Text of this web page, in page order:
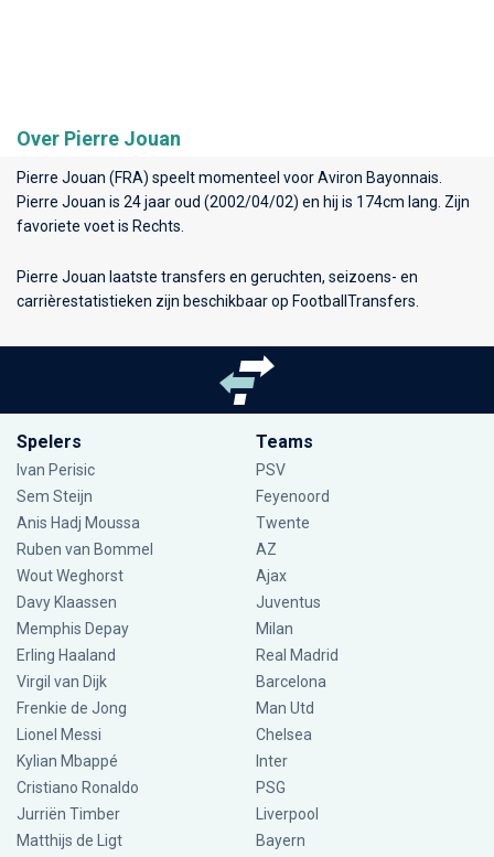
Over Pierre Jouan
Pierre Jouan (FRA) speelt momenteel voorAviron Bayonnais
Pierre Jouan is 24 jaar oud (2002/04/02) en hij is 174cm lang. Zijn
favoriete voet is Rechts.
Pierre Jouan laatste transfers en geruchten, seizoens- en
carrièrestatistieken zijn beschikbaar op FootballTransfers.
Spelers
Ivan Perisic
Sem Steijn
Anis Hadj Moussa
Ruben van Bommel
Wout Weghorst
Davy Klaassen
Memphis Depay
Erling Haaland
Virgil van Dijk
Frenkie de Jong
Lionel Messi
Kylian Mbappé
Cristiano Ronaldo
Jurriën Timber
Matthijs de Ligt
Teams
PSV
Feyenoord
Twente
AZ
Ajax
Juventus
Milan
Real Madrid
Barcelona
Man Utd
Chelsea
Inter
PSG
Liverpool
Bayern